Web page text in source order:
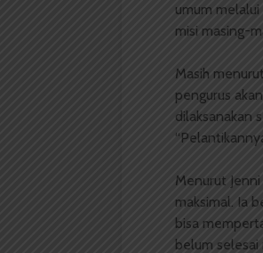
umum
misi masing-
Masih
pengurus
dilaksanakan
Menurut
maksimal. Ia
bisa
belum selesai